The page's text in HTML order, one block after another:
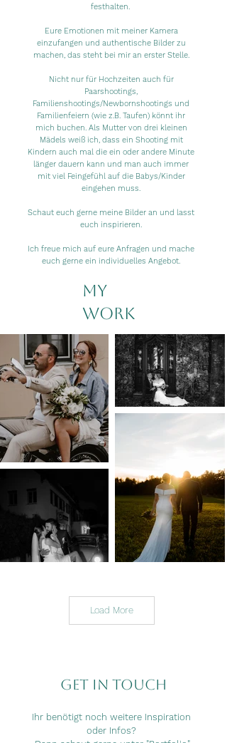
festhalten.
Eure Emotionen mit meiner Kamera
einzufangen und authentische Bilder zu
machen, das steht bei mir an erster Stelle.
Nicht nur für Hochzeiten auch für
Paarshootings,
Familienshootings/Newbornshootings und
Familienfeiern (wie z.B. Taufen) könnt ihr
mich buchen. Als Mutter von drei kleinen
Mädels weiß ich, dass ein Shooting mit
Kindern auch mal die ein oder andere Minute
länger dauern kann und man auch immer
mit viel Feingefühl auf die Babys/Kinder
eingehen muss.
Schaut euch gerne meine Bilder an und lasst
euch inspirieren.
Ich freue mich auf eure Anfragen und mache
euch gerne ein individuelles Angebot.
My
Work
Load More
Get in touch
Ihr benötigt noch weitere Inspiration
oder Infos?